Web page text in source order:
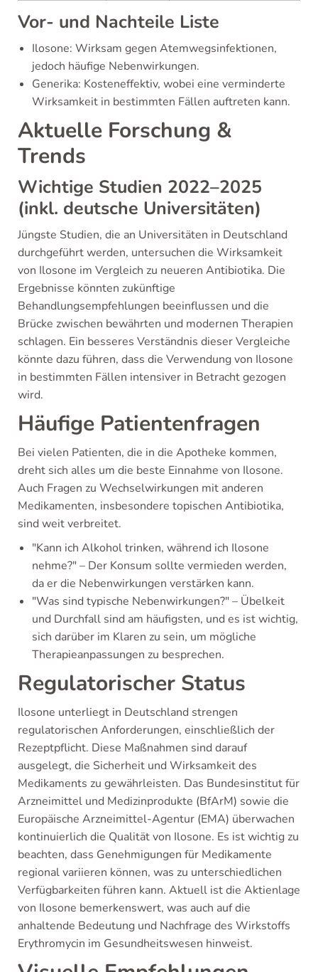
Vor- und Nachteile Liste
Ilosone: Wirksam gegen Atemwegsinfektionen,
jedoch häufige Nebenwirkungen.
Generika: Kosteneffektiv, wobei eine verminderte
Wirksamkeit in bestimmten Fällen auftreten kann.
Aktuelle Forschung &
Trends
Wichtige Studien 2022–2025
(inkl. deutsche Universitäten)
Jüngste Studien, die an Universitäten in Deutschland
durchgeführt werden, untersuchen die Wirksamkeit
von Ilosone im Vergleich zu neueren Antibiotika. Die
Ergebnisse könnten zukünftige
Behandlungsempfehlungen beeinflussen und die
Brücke zwischen bewährten und modernen Therapien
schlagen. Ein besseres Verständnis dieser Vergleiche
könnte dazu führen, dass die Verwendung von Ilosone
in bestimmten Fällen intensiver in Betracht gezogen
wird.
Häufige Patientenfragen
Bei vielen Patienten, die in die Apotheke kommen,
dreht sich alles um die beste Einnahme von Ilosone.
Auch Fragen zu Wechselwirkungen mit anderen
Medikamenten, insbesondere topischen Antibiotika,
sind weit verbreitet.
"Kann ich Alkohol trinken, während ich Ilosone
nehme?" – Der Konsum sollte vermieden werden,
da er die Nebenwirkungen verstärken kann.
"Was sind typische Nebenwirkungen?" – Übelkeit
und Durchfall sind am häufigsten, und es ist wichtig,
sich darüber im Klaren zu sein, um mögliche
Therapieanpassungen zu besprechen.
Regulatorischer Status
Ilosone unterliegt in Deutschland strengen
regulatorischen Anforderungen, einschließlich der
Rezeptpflicht. Diese Maßnahmen sind darauf
ausgelegt, die Sicherheit und Wirksamkeit des
Medikaments zu gewährleisten. Das Bundesinstitut für
Arzneimittel und Medizinprodukte (BfArM) sowie die
Europäische Arzneimittel-Agentur (EMA) überwachen
kontinuierlich die Qualität von Ilosone. Es ist wichtig zu
beachten, dass Genehmigungen für Medikamente
regional variieren können, was zu unterschiedlichen
Verfügbarkeiten führen kann. Aktuell ist die Aktienlage
von Ilosone bemerkenswert, was auch auf die
anhaltende Bedeutung und Nachfrage des Wirkstoffs
Erythromycin im Gesundheitswesen hinweist.